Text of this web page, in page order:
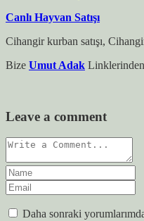
Canlı Hayvan Satışı
Cihangir kurban satışı,
Bize Umut Adak
Leave a comment
Daha sonraki